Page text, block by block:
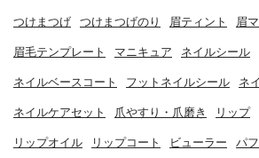
つけまつげ つけまつげのり 眉ティント 眉
眉毛テンプレート マニキュア ネイルシール
ネイルベースコート フットネイルシール ネ
ネイルケアセット 爪やすり・爪磨き リップ
リップオイル リップコート ビューラー パフ